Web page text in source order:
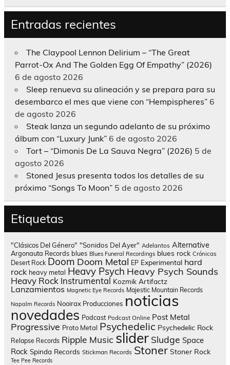
Entradas recientes
The Claypool Lennon Delirium – “The Great
Parrot-Ox And The Golden Egg Of Empathy” (2026)
6 de agosto 2026
Sleep renueva su alineación y se prepara para su
desembarco el mes que viene con “Hempispheres” 6
de agosto 2026
Steak lanza un segundo adelanto de su próximo
álbum con “Luxury Junk” 6 de agosto 2026
Tort – “Dimonis De La Sauva Negra” (2026) 5 de
agosto 2026
Stoned Jesus presenta todos los detalles de su
próximo “Songs To Moon” 5 de agosto 2026
Etiquetas
"Clásicos Del Género" "Sonidos Del Ayer" Adelantos Alternative
Argonauta Records blues Blues Funeral Recordings blues rock Crónicas
Desert Rock Doom Doom Metal EP Experimental hard
rock heavy metal Heavy Psych Heavy Psych Sounds
Heavy Rock Instrumental Kozmik Artifactz
Lanzamientos Magnetic Eye Records Majestic Mountain Records
Napalm Records Nooirax Producciones noticias
novedades Podcast Podcast Online Post Metal
Progressive Proto Metal Psychedelic Psychedelic Rock
Relapse Records Ripple Music slider Sludge Space
Rock Spinda Records Stickman Records Stoner Stoner Rock
Tee Pee Records